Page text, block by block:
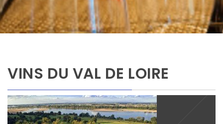
VINS DU VAL DE LOIRE